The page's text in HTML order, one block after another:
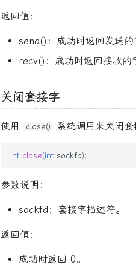
返回值：
send()：成功时返回发送的
recv()：成功时返回接收
关闭套接字
使用 close() 系统调用来关闭套
int close(int sockfd);
参数说明：
sockfd：套接字描述符。
返回值：
成功时返回 0。